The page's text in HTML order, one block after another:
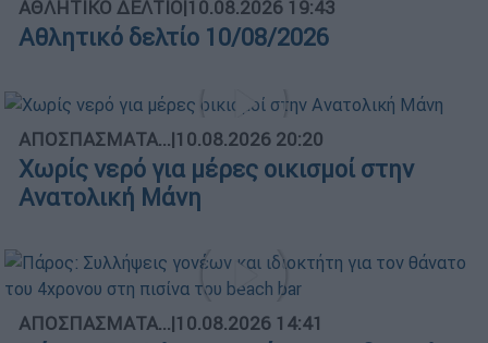
ΑΘΛΗΤΙΚΟ ΔΕΛΤΙΟ|10.08.2026 19:43
Αθλητικό δελτίο 10/08/2026
ΑΠΟΣΠΑΣΜΑΤΑ...|10.08.2026 20:20
Χωρίς νερό για μέρες οικισμοί στην
Ανατολική Μάνη
ΑΠΟΣΠΑΣΜΑΤΑ...|10.08.2026 14:41